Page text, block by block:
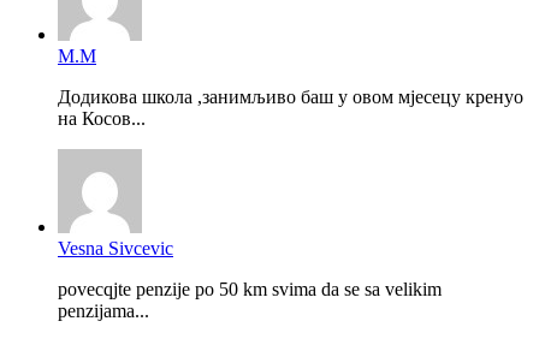
М.М
Додикова школа ,занимљиво баш у овом мјесецу кренуо
на Косов...
Vesna Sivcevic
povecqjte penzije po 50 km svima da se sa velikim
penzijama...